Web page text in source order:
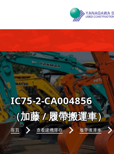
IC75-2-CA004856
（加藤 / 履帶搬運車）
首頁 查看建機庫存 履帶搬運車